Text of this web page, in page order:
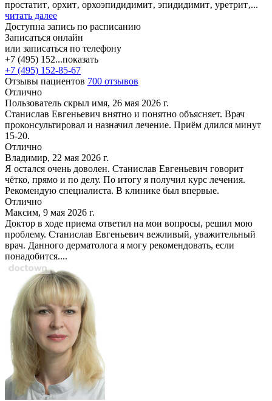
простатит‚ орхит‚ орхоэпидидимит‚ эпидидимит‚ уретрит‚...
читать далее
Доступна запись по расписанию
Записаться онлайн
или записаться по телефону
+7 (495) 152...показать
+7 (495) 152-85-67
Отзывы пациентов 700 отзывов
Отлично
Пользователь скрыл имя, 26 мая 2026 г.
Станислав Евгеньевич внятно и понятно объясняет. Врач
проконсультировал и назначил лечение. Приём длился минут
15-20.
Отлично
Владимир, 22 мая 2026 г.
Я остался очень доволен. Станислав Евгеньевич говорит
чётко, прямо и по делу. По итогу я получил курс лечения.
Рекомендую специалиста. В клинике был впервые.
Отлично
Максим, 9 мая 2026 г.
Доктор в ходе приема ответил на мои вопросы, решил мою
проблему. Станислав Евгеньевич вежливый, уважительный
врач. Данного дерматолога я могу рекомендовать, если
понадобится....